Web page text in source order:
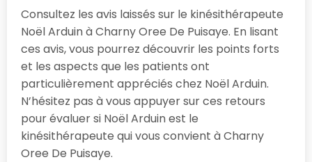
Consultez les avis laissés sur le kinésithérapeute
Noël Arduin à Charny Oree De Puisaye. En lisant
ces avis, vous pourrez découvrir les points forts
et les aspects que les patients ont
particulièrement appréciés chez Noël Arduin.
N’hésitez pas à vous appuyer sur ces retours
pour évaluer si Noël Arduin est le
kinésithérapeute qui vous convient à Charny
Oree De Puisaye.